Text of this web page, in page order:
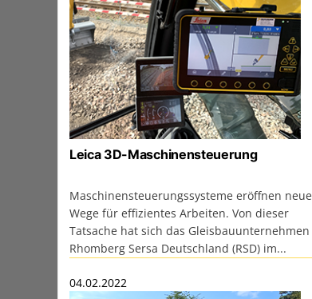
Leica 3D-Maschinensteuerung
Maschinensteuerungssysteme eröffnen neue
Wege für effizientes Arbeiten. Von dieser
Tatsache hat sich das Gleisbauunternehmen
Rhomberg Sersa Deutschland (RSD) im...
04.02.2022